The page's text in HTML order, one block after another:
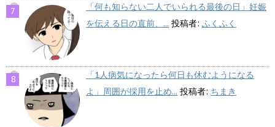
「何も知らない二人でいられる最後の日」妊娠
を伝える日の直前、... 投稿者: ふくふく
「1人病気になったら何日も休むようになる
よ」周囲が採用を止め... 投稿者: ちまき